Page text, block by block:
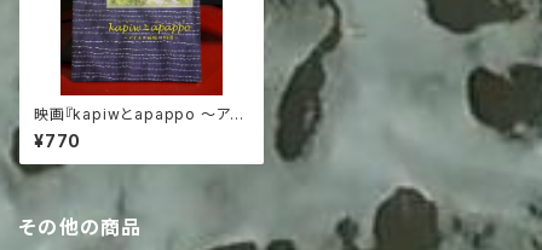
映画『kapiwとapappo 〜アイ
ヌの姉妹の物語〜』公式パンフ
レット
¥770
その他の商品